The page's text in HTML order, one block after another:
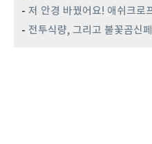
- 저 안경 바꿨어요! 애쉬크로
- 전투식량, 그리고 불꽃곰신